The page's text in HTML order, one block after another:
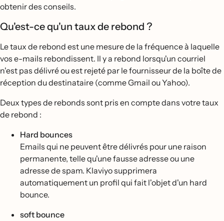
obtenir des conseils.
Qu'est-ce qu'un taux de rebond ?
Le taux de rebond est une mesure de la fréquence à laquelle
vos e-mails rebondissent. Il y a rebond lorsqu'un courriel
n'est pas délivré ou est rejeté par le fournisseur de la boîte de
réception du destinataire (comme Gmail ou Yahoo).
Deux types de rebonds sont pris en compte dans votre taux
de rebond :
Hard bounces
Emails qui ne peuvent être délivrés pour une raison
permanente, telle qu'une fausse adresse ou une
adresse de spam. Klaviyo supprimera
automatiquement un profil qui fait l'objet d'un hard
bounce.
soft bounce